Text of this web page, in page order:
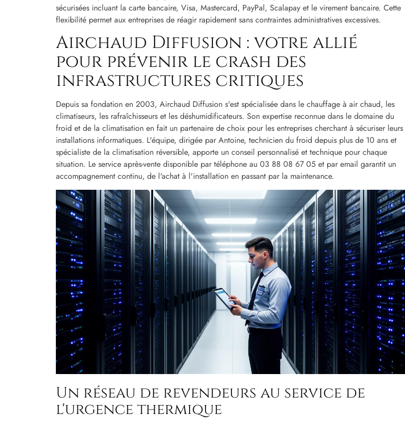
sécurisées incluant la carte bancaire, Visa, Mastercard, PayPal, Scalapay et le virement bancaire. Cette
flexibilité permet aux entreprises de réagir rapidement sans contraintes administratives excessives.
Airchaud Diffusion : votre allié
pour prévenir le crash des
infrastructures critiques
Depuis sa fondation en 2003, Airchaud Diffusion s'est spécialisée dans le chauffage à air chaud, les
climatiseurs, les rafraîchisseurs et les déshumidificateurs. Son expertise reconnue dans le domaine du
froid et de la climatisation en fait un partenaire de choix pour les entreprises cherchant à sécuriser leurs
installations informatiques. L'équipe, dirigée par Antoine, technicien du froid depuis plus de 10 ans et
spécialiste de la climatisation réversible, apporte un conseil personnalisé et technique pour chaque
situation. Le service après-vente disponible par téléphone au 03 88 08 67 05 et par email garantit un
accompagnement continu, de l'achat à l'installation en passant par la maintenance.
Un réseau de revendeurs au service de
l'urgence thermique